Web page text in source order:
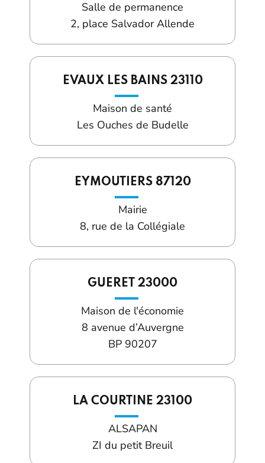
Salle de permanence
2, place Salvador Allende
EVAUX LES BAINS 23110
Maison de santé
Les Ouches de Budelle
EYMOUTIERS 87120
Mairie
8, rue de la Collégiale
GUERET 23000
Maison de l'économie
8 avenue d’Auvergne
BP 90207
LA COURTINE 23100
ALSAPAN
ZI du petit Breuil